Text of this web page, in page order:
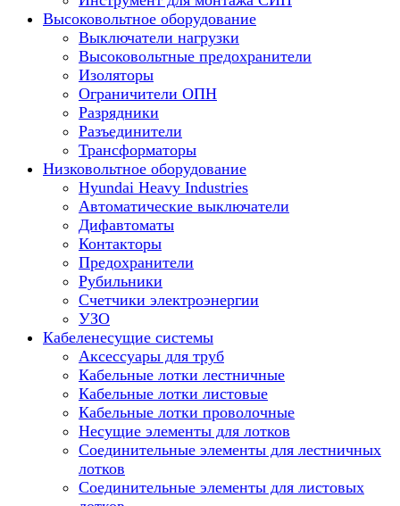
Высоковольтное оборудование
Выключатели нагрузки
Высоковольтные предохранители
Изоляторы
Ограничители ОПН
Разрядники
Разъединители
Трансформаторы
Низковольтное оборудование
Hyundai Heavy Industries
Автоматические выключатели
Дифавтоматы
Контакторы
Предохранители
Рубильники
Счетчики электроэнергии
УЗО
Кабеленесущие системы
Аксессуары для труб
Кабельные лотки лестничные
Кабельные лотки листовые
Кабельные лотки проволочные
Несущие элементы для лотков
Соединительные элементы для лестничных
лотков
Соединительные элементы для листовых